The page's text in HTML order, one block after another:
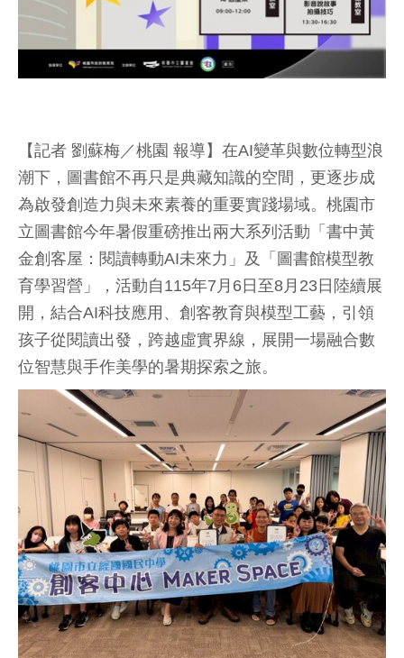
【記者 劉蘇梅／桃園 報導】在AI變革與數位轉型浪
潮下，圖書館不再只是典藏知識的空間，更逐步成
為啟發創造力與未來素養的重要實踐場域。桃園市
立圖書館今年暑假重磅推出兩大系列活動「書中黃
金創客屋：閱讀轉動AI未來力」及「圖書館模型教
育學習營」，活動自115年7月6日至8月23日陸續展
開，結合AI科技應用、創客教育與模型工藝，引領
孩子從閱讀出發，跨越虛實界線，展開一場融合數
位智慧與手作美學的暑期探索之旅。